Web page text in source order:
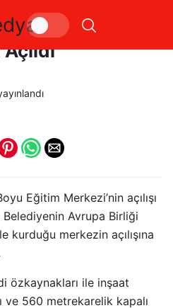
Hayat Boyu
Eğitim Merkezi’nin açılışı
Avrupa Birliği
kurduğu merkezin açılışına
özkaynakları ile inşaat
ve 560 metrekarelik kapalı